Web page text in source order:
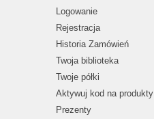
Logowanie
Rejestracja
Historia Zamówień
Twoja biblioteka
Twoje półki
Aktywuj kod na produkty
Prezenty